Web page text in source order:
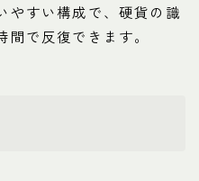
やすい構成で、硬貨の識
で反復できます。